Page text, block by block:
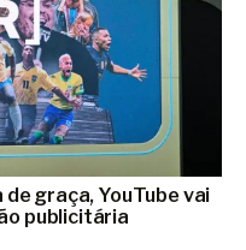
graça, YouTube vai
publicitária